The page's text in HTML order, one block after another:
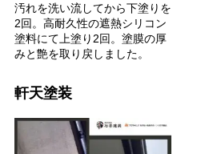
汚れを洗い流してから下塗りを
2回。高耐久性の遮熱シリコン
塗料にて上塗り2回。塗膜の厚
みと艶を取り戻しました。
軒天塗装